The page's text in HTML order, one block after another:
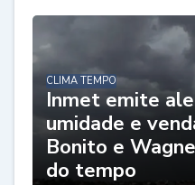
CLIMA TEMPO
Inmet emite
umidade e
Bonito e
do tempo